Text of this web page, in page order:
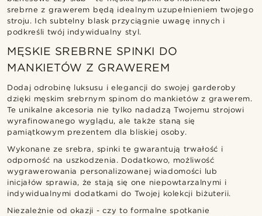
srebrne z grawerem będą idealnym uzupełnieniem twojego
stroju. Ich subtelny blask przyciągnie uwagę innych i
podkreśli twój indywidualny styl.
MĘSKIE SREBRNE SPINKI DO
MANKIETÓW Z GRAWEREM
Dodaj odrobinę luksusu i elegancji do swojej garderoby
dzięki męskim srebrnym spinom do mankietów z grawerem.
Te unikalne akcesoria nie tylko nadadzą Twojemu strojowi
wyrafinowanego wyglądu, ale także staną się
pamiątkowym prezentem dla bliskiej osoby.
Wykonane ze srebra, spinki te gwarantują trwałość i
odporność na uszkodzenia. Dodatkowo, możliwość
wygrawerowania personalizowanej wiadomości lub
inicjałów sprawia, że stają się one niepowtarzalnymi i
indywidualnymi dodatkami do Twojej kolekcji biżuterii.
Niezależnie od okazji - czy to formalne spotkanie